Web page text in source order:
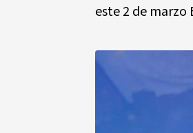
este 2 de marzo